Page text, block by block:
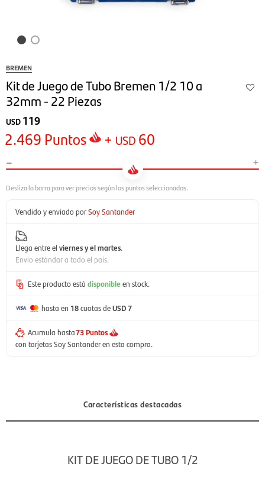
BREMEN
Kit de Juego de Tubo Bremen 1/2 10 a
32mm - 22 Piezas
USD 119
2.469 Puntos + USD 60
- +
Vendido y enviado porSoy Santander
Llega entre el viernes y el martes.
Envío estándar a todo el país.
Este producto está disponible en stock.
hasta en 18cuotas deUSD 7
Acumula hasta73 Puntos
con tarjetas Soy Santander en esta compra.
Características destacadas
KIT DE JUEGO DE TUBO 1/2